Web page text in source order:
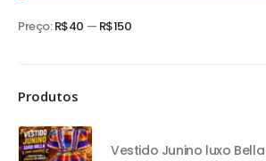
Preço:R$40 — R$150
Produtos
Vestido Junino luxo